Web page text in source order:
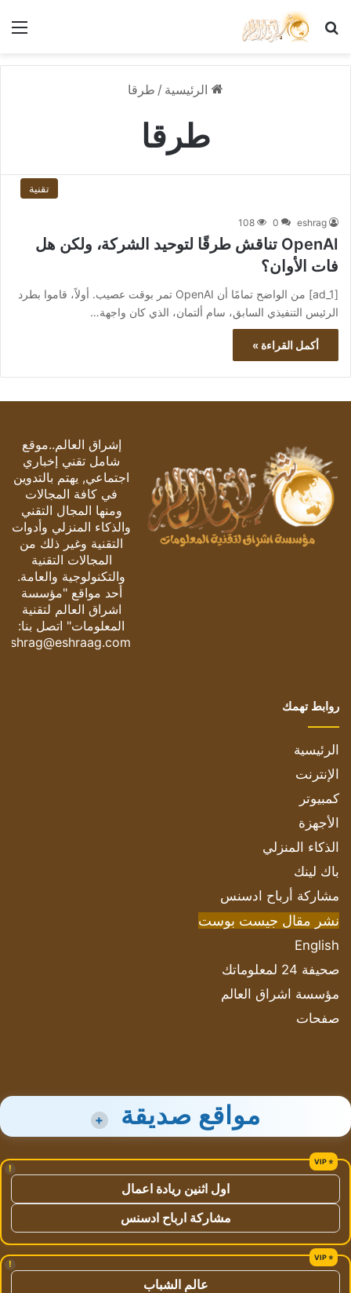
بحث عن
الرئيسية / طرقا
طرقا
تقنية
eshrag
0
108
OpenAI تناقش طرقًا لتوحيد الشركة، ولكن هل
فات الأوان؟
[ad_1] من الواضح تمامًا أن OpenAI تمر بوقت عصيب. أولاً، قاموا بطرد
الرئيس التنفيذي السابق، سام ألتمان، الذي كان واجهة…
أكمل القراءة »
إشراق العالم..موقع
شامل تقني إخباري
اجتماعي, يهتم بالتدوين
في كافة المجالات
ومنها المجال التقني
والذكاء المنزلي وأدوات
التقنية وغير ذلك من
المجالات التقنية
والتكنولوجية والعامة.
أحد مواقع "مؤسسة
اشراق العالم لتقنية
المعلومات" اتصل بنا:
eshrag@eshraag.com
روابط تهمك
الرئيسية
الإنترنت
كمبيوتر
الأجهزة
الذكاء المنزلي
باك لينك
مشاركة أرباح ادسنس
نشر مقال جيست بوست
English
صحيفة 24 لمعلوماتك
مؤسسة اشراق العالم
صفحات
مواقع صديقة +
!
اول اثنين ريادة اعمال
مشاركة ارباح ادسنس
!
عالم الشباب